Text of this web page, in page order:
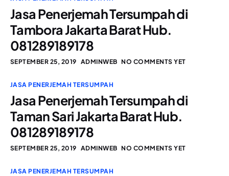
Jasa Penerjemah Tersumpah di
Tambora Jakarta Barat Hub.
081289189178
SEPTEMBER 25, 2019 ADMINWEB NO COMMENTS YET
JASA PENERJEMAH TERSUMPAH
Jasa Penerjemah Tersumpah di
Taman Sari Jakarta Barat Hub.
081289189178
SEPTEMBER 25, 2019 ADMINWEB NO COMMENTS YET
JASA PENERJEMAH TERSUMPAH